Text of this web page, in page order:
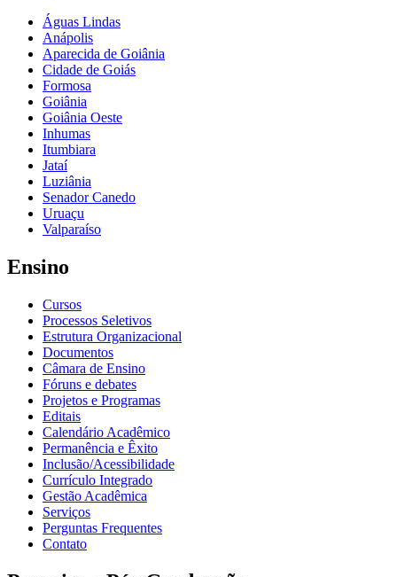
Águas Lindas
Anápolis
Aparecida de Goiânia
Cidade de Goiás
Formosa
Goiânia
Goiânia Oeste
Inhumas
Itumbiara
Jataí
Luziânia
Senador Canedo
Uruaçu
Valparaíso
Ensino
Cursos
Processos Seletivos
Estrutura Organizacional
Documentos
Câmara de Ensino
Fóruns e debates
Projetos e Programas
Editais
Calendário Acadêmico
Permanência e Êxito
Inclusão/Acessibilidade
Currículo Integrado
Gestão Acadêmica
Serviços
Perguntas Frequentes
Contato